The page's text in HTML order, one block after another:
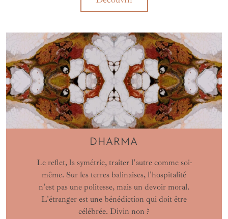
DHARMA
Le reflet, la symétrie, traiter l'autre comme soi-
même. Sur les terres balinaises, l'hospitalité
n'est pas une politesse, mais un devoir moral.
L'étranger est une bénédiction qui doit être
célébrée. Divin non ?